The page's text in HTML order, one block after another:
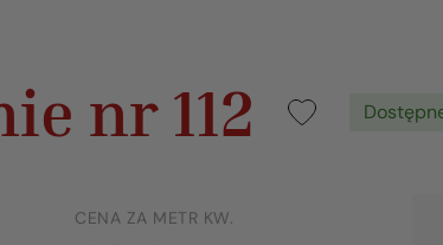
nr 112
CENA ZA METR KW.